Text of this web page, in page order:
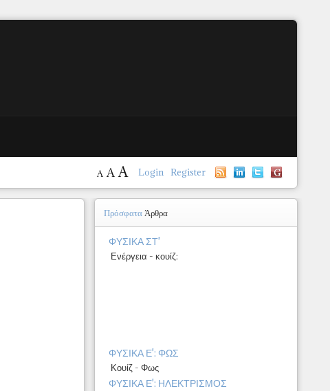
Login Register
A A A
ΠρόσφαταΆρθρα
ΦΥΣΙΚΑ ΣΤ'
Ενέργεια - κουίζ:
ΦΥΣΙΚΑ Ε': ΦΩΣ
Κουίζ - Φως
ΦΥΣΙΚΑ Ε': ΗΛΕΚΤΡΙΣΜΟΣ